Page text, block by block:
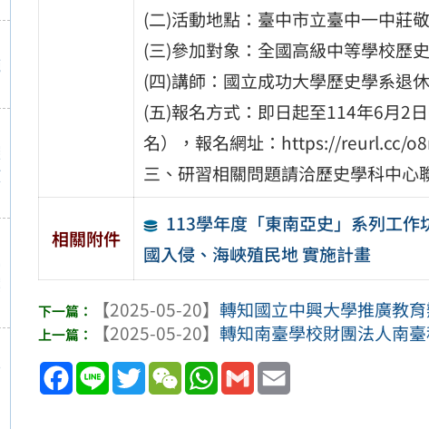
(二)活動地點：臺中市立臺中一中莊
(三)參加對象：全國高級中等學校歷
(四)講師：國立成功大學歷史學系退
(五)報名方式：即日起至114年6月2
名），報名網址：https://reurl.cc/
三、研習相關問題請洽歷史學科中
相關附件
113學年度「東南亞史」系列工
國入侵、海峽殖民地 實施計畫
【2025-05-20】轉知國立中興大學推廣教
【2025-05-20】轉知南臺學校財團法人南
Facebook
Line TwitterWeChatWhatsApp
Gmail